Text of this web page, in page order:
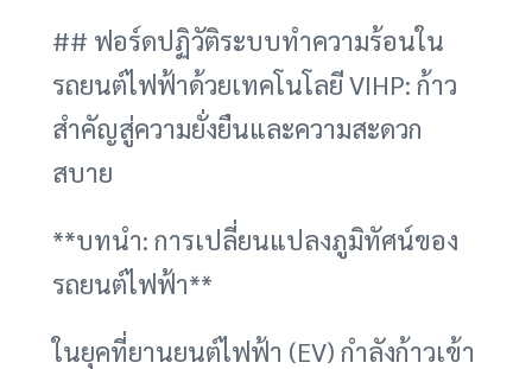
## ฟอร์ดปฏิวัติระบบทำความร้อนใน
รถยนต์ไฟฟ้าด้วยเทคโนโลยี VIHP: ก้าว
สำคัญสู่ความยั่งยืนและความสะดวก
สบาย
**บทนำ: การเปลี่ยนแปลงภูมิทัศน์ของ
รถยนต์ไฟฟ้า**
ในยุคที่ยานยนต์ไฟฟ้า (EV) กำลังก้าวเข้า